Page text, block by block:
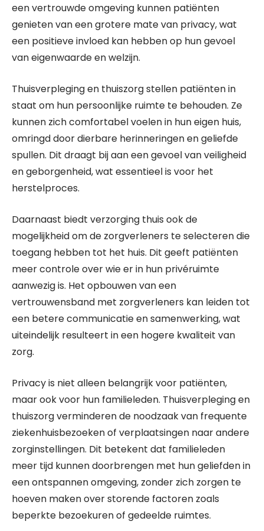
een vertrouwde omgeving kunnen patiënten
genieten van een grotere mate van privacy, wat
een positieve invloed kan hebben op hun gevoel
van eigenwaarde en welzijn.
Thuisverpleging en thuiszorg stellen patiënten in
staat om hun persoonlijke ruimte te behouden. Ze
kunnen zich comfortabel voelen in hun eigen huis,
omringd door dierbare herinneringen en geliefde
spullen. Dit draagt bij aan een gevoel van veiligheid
en geborgenheid, wat essentieel is voor het
herstelproces.
Daarnaast biedt verzorging thuis ook de
mogelijkheid om de zorgverleners te selecteren die
toegang hebben tot het huis. Dit geeft patiënten
meer controle over wie er in hun privéruimte
aanwezig is. Het opbouwen van een
vertrouwensband met zorgverleners kan leiden tot
een betere communicatie en samenwerking, wat
uiteindelijk resulteert in een hogere kwaliteit van
zorg.
Privacy is niet alleen belangrijk voor patiënten,
maar ook voor hun familieleden. Thuisverpleging en
thuiszorg verminderen de noodzaak van frequente
ziekenhuisbezoeken of verplaatsingen naar andere
zorginstellingen. Dit betekent dat familieleden
meer tijd kunnen doorbrengen met hun geliefden in
een ontspannen omgeving, zonder zich zorgen te
hoeven maken over storende factoren zoals
beperkte bezoekuren of gedeelde ruimtes.